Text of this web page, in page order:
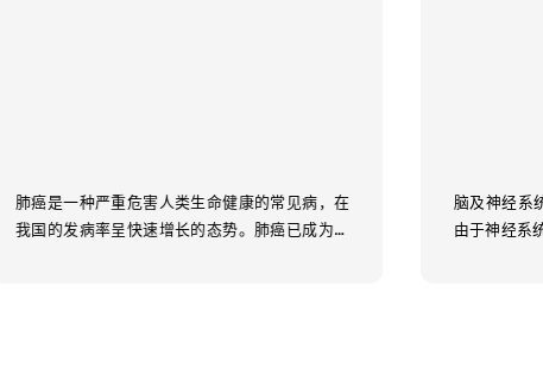
脑及神经系统是恶性肿瘤的易发部位之一，并且
由于神经系统特殊的解剖结构以及重要功能， 导